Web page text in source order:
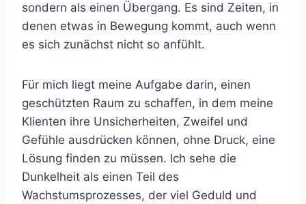
sondern als einen Übergang. Es sind Zeiten, in
denen etwas in Bewegung kommt, auch wenn
es sich zunächst nicht so anfühlt.
Für mich liegt meine Aufgabe darin, einen
geschützten Raum zu schaffen, in dem meine
Klienten ihre Unsicherheiten, Zweifel und
Gefühle ausdrücken können, ohne Druck, eine
Lösung finden zu müssen. Ich sehe die
Dunkelheit als einen Teil des
Wachstumsprozesses, der viel Geduld und